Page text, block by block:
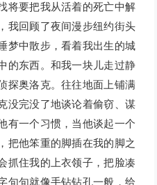
将要把我从活着的死亡中解
我回顾了夜间漫步纽约街头
梦中散步，看着我出生的城
的东西。和我一块儿走过静
探奥洛克。往往地面上铺满
没完没了地谈论着偷窃、谋
有一个习惯，当他谈起一个
把他笨重的脚插在我的脚之
抓住我的上衣领子，把脸凑
句句就像手钻钻孔一般，给